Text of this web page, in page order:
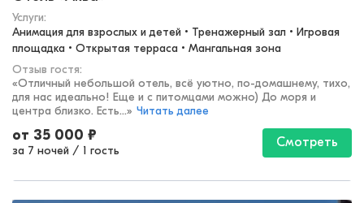
Услуги:
Анимация для взрослых и детей • Тренажерный зал • Игровая
площадка • Открытая терраса • Мангальная зона
Отзыв гостя:
«Отличный небольшой отель, всё уютно, по-домашнему, тихо,
для нас идеально! Еще и с питомцами можно) До моря и
центра близко. Есть...» Читать далее
от 35 000 ₽
за 7 ночей / 1 гость
Смотреть